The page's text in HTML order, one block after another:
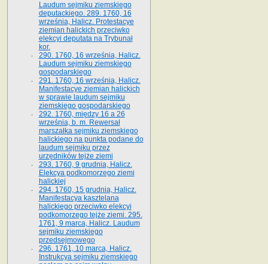
Laudum sejmiku ziemskiego
deputackiego. 289. 1760, 16
września, Halicz. Protestacye
ziemian halickich przeciwko
elekcyi deputata na Trybunał
kor.
290. 1760, 16 września, Halicz.
Laudum sejmiku ziemskiego
gospodarskiego
291. 1760, 16 września, Halicz.
Manifestacye ziemian halickich
w sprawie laudum sejmiku
ziemskiego gospodarskiego
292. 1760, między 16 a 26
września, b. m. Rewersał
marszałka sejmiku ziemskiego
halickiego na punkta podane do
laudum sejmiku przez
urzędników tejże ziemi
293. 1760, 9 grudnia, Halicz.
Elekcya podkomorzego ziemi
halickiej
294. 1760, 15 grudnia, Halicz.
Manifestacya kasztelana
halickiego przeciwko elekcyi
podkomorzego tejże ziemi. 295.
1761, 9 marca, Halicz. Laudum
sejmiku ziemskiego
przedsejmowego
296. 1761, 10 marca, Halicz.
Instrukcya sejmiku ziemskiego